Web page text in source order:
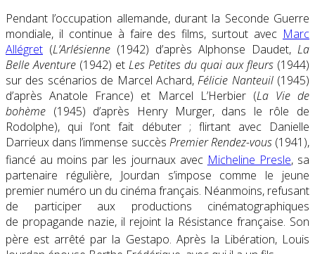
Pendant l’occupation allemande, durant la Seconde Guerre
mondiale, il continue à faire des films, surtout avec Marc
Allégret (L’Arlésienne (1942) d’après Alphonse Daudet, La
Belle Aventure (1942) et Les Petites du quai aux fleurs (1944)
sur des scénarios de Marcel Achard,Félicie Nanteuil(1945)
d’après Anatole France) et Marcel L’Herbier (La Vie de
bohème (1945) d’après Henry Murger, dans le rôle de
Rodolphe), qui l’ont fait débuter ; flirtant avec Danielle
Darrieux dans l’immense succès Premier Rendez-vous(1941),
fiancé au moins par les journaux avec Micheline Presle, sa
partenaire régulière, Jourdan s’impose comme le jeune
premier numéro un du cinéma français. Néanmoins, refusant
de participer aux productions cinématographiques
de propagande nazie, il rejoint la Résistance française. Son
père est arrêté par la Gestapo. Après la Libération, Louis